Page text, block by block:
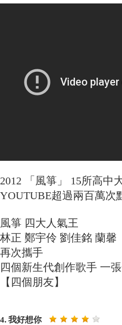
2012 「風箏」 15所高中
YOUTUBE超過兩百萬次
風箏 四大人氣王
林正 鄭宇伶 劉佳銘 蘭馨
再次攜手
四個新生代創作歌手 一
【四個朋友】
4. 我好想你